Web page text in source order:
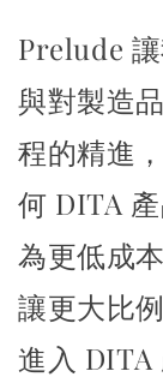
Prelude
與對製造
程的精進
何 DITA 產
為更低成
讓更大比
進入 DITA